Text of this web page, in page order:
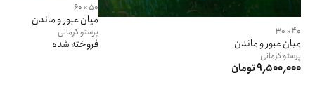
40 × 30
میان عبور و ماندن
پرستوکرمانی
9٬500٬000 تومان
50 × 60
میان عبور و ماندن
پرستوکرمانی
فروخته شده